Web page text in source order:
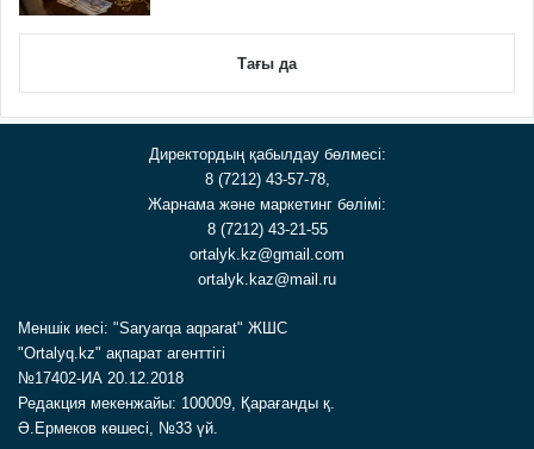
Тағы да
Директордың қабылдау бөлмесі:
8 (7212) 43-57-78,
Жарнама және маркетинг бөлімі:
8 (7212) 43-21-55
ortalyk.kz@gmail.com
ortalyk.kaz@mail.ru
Меншік иесі: "Saryarqa aqparat" ЖШС
"Ortalyq.kz" ақпарат агенттігі
№17402-ИА 20.12.2018
Редакция мекенжайы: 100009, Қарағанды қ.
Ә.Ермеков көшесі, №33 үй.